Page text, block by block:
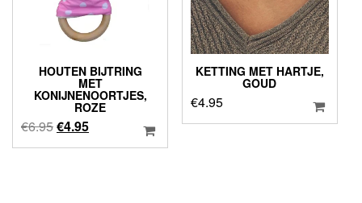
HOUTEN BIJTRING
MET
KONIJNENOORTJES,
ROZE
€6.95Oorspronkelijke
prijs
€4.95Huidige
prijs
KETTING MET HARTJE,
GOUD
€4.95